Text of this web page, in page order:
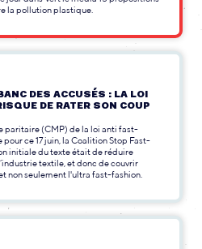
la pollution plastique.
DES ACCUSÉS : LA LOI
DE RATER SON COUP
paritaire (CMP) de la loi anti fast-
ce 17 juin, la Coalition Stop Fast-
initiale du texte était de réduire
textile, et donc de couvrir
non seulement l'ultra fast-fashion.